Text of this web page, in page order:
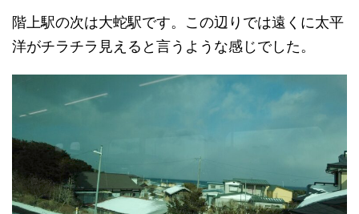
階上駅の次は大蛇駅です。この辺りでは遠くに太平
洋がチラチラ見えると言うような感じでした。